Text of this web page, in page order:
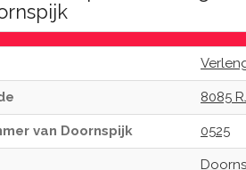
8085
van Doornspijk 0525